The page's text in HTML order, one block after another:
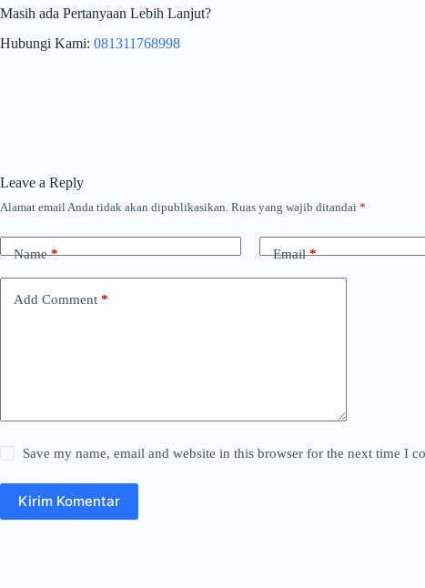
Masih ada Pertanyaan Lebih Lanjut?
Hubungi Kami: 081311768998
Leave a Reply
Alamat email Anda tidak akan dipublikasikan. Ruas yang wajib ditandai *
Name* Email*
Add Comment *
Save my name, email and website in this browser for the next time I
Kirim Komentar